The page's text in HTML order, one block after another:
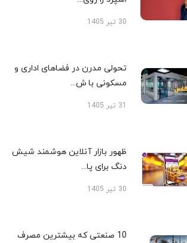
30 تیر 1405
تحولی مدرن در فضاهای اداری و
مسکونی با ش...
31 تیر 1405
ظهور بازار آنلاین هوشمند شیش
دنگ برای پا...
30 تیر 1405
10 صنعتی که بیشترین مصرف